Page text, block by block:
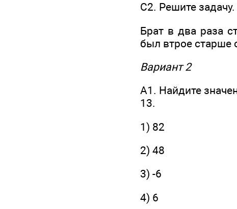
С2. Решите задачу.
Брат в два раза
был втрое старше
Вариант 2
А1. Найдите
13.
1) 82
2) 48
3) -6
4) 6